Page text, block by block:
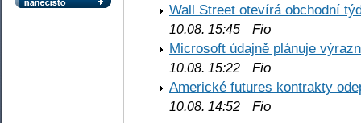
Wall Street otevírá obchodní
10.08. 15:45 Fio
Microsoft údajně plánuje
10.08. 15:22 Fio
Americké futures kontrakty
10.08. 14:52 Fio